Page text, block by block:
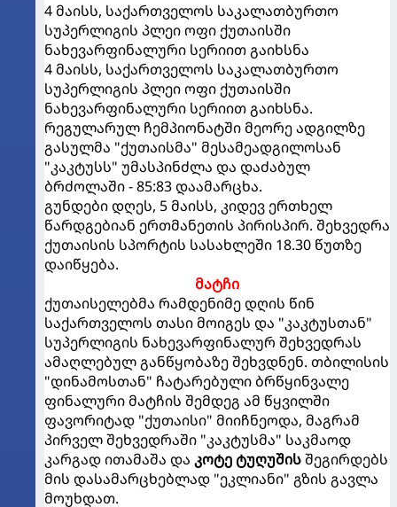
4 მაისს, საქართველოს საკალათბურთო
სუპერლიგის პლეი ოფი ქუთაისში
ნახევარფინალური სერიით გაიხსნა
4 მაისს, საქართველოს საკალათბურთო
სუპერლიგის პლეი ოფი ქუთაისში
ნახევარფინალური სერიით გაიხსნა.
რეგულარულ ჩემპიონატში მეორე ადგილზე
გასულმა "ქუთაისმა" მესამეადგილოსან
"კაკტუსს" უმასპინძლა და დაძაბულ
ბრძოლაში - 85:83 დაამარცხა.
გუნდები დღეს, 5 მაისს, კიდევ ერთხელ
წარდგებიან ერთმანეთის პირისპირ. შეხვედრა
ქუთაისის სპორტის სასახლეში 18.30 წუთზე
დაიწყება.
მატჩი
ქუთაისელებმა რამდენიმე დღის წინ
საქართველოს თასი მოიგეს და "კაკტუსთან"
სუპერლიგის ნახევარფინალურ შეხვედრას
ამაღლებულ განწყობაზე შეხვდნენ. თბილისის
"დინამოსთან" ჩატარებული ბრწყინვალე
ფინალური მატჩის შემდეგ ამ წყვილში
ფავორიტად "ქუთაისი" მიიჩნეოდა, მაგრამ
პირველ შეხვედრაში "კაკტუსმა" საკმაოდ
კარგად ითამაშა და კოტე ტუღუშისშეგირდებს
მის დასამარცხებლად "ეკლიანი" გზის გავლა
მოუხდათ.